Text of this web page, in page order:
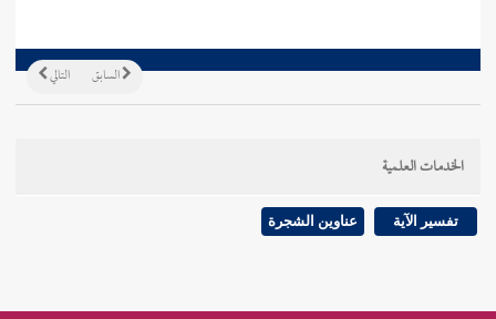
التالي السابق
الخدمات العلمية
تفسير الآية عناوين الشجرة